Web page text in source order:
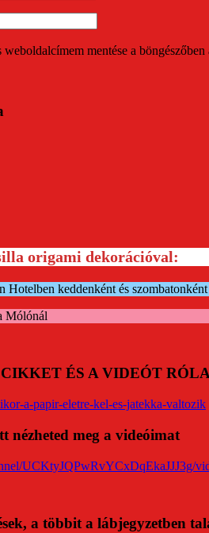
mentése a
origami dekorációval:
Hotelben keddenként és szombatonként
Mólónál
ÉS A VIDEÓT
a-papir-eletre-kel-es-jatekka-valtozik
nézheted meg a videóimat
UCKtyJQPwRvYCxDqEkaJJJ3g/
a többit a lábjegyzetben